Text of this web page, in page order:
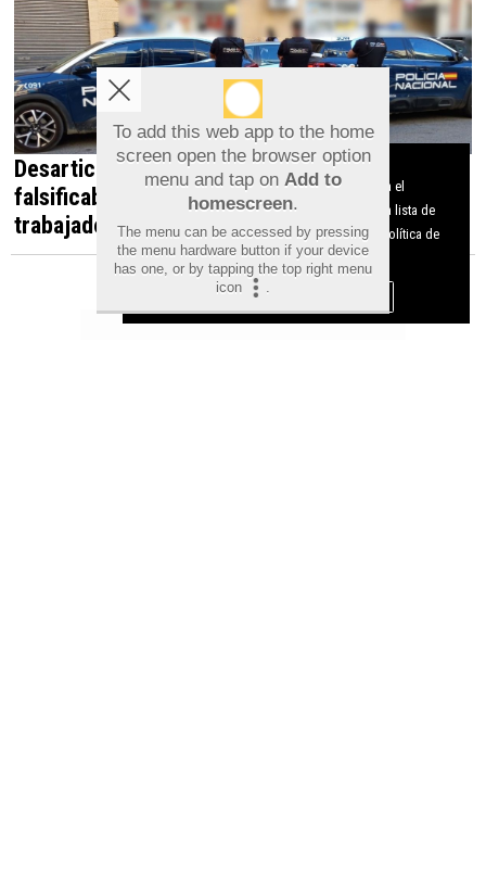
Desarticulada en Orihuela una red que
falsificaba documentos para contratar
trabajadores irregulares
To add this web app to the home
screen open the browser option
menu and tap on Add to
homescreen.
The menu can be accessed by pressing
the menu hardware button if your device
has one, or by tapping the top right menu
icon
.
Aviso sobre el Uso de cookies:
Utilizamos cookies nuestras y de terceros para el
funcionamiento del digital. Puedes consultar la lista de
cookies y como desconectarlas. Ver nuestra Política de
Privacidad y Cookies
Aceptar Cookies